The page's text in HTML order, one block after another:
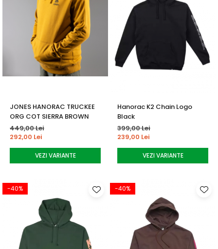
JONES HANORAC TRUCKEE
ORG COT SIERRA BROWN
449,00 Lei
292,00 Lei
VEZI VARIANTE
Hanorac K2 Chain Logo
Black
399,00 Lei
239,00 Lei
VEZI VARIANTE
-40% -40%